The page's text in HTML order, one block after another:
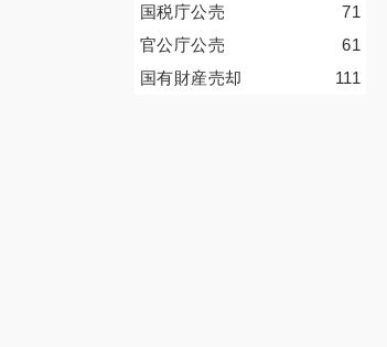
71
国税庁公売
61
官公庁公売
111
国有財産売却